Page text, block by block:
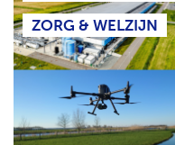
ZORG & WELZIJN